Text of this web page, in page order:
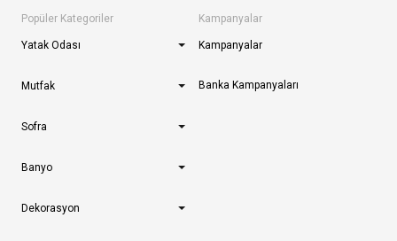
Popüler Kategoriler
Yatak Odası
Mutfak
Sofra
Banyo
Dekorasyon
Kampanyalar
Kampanyalar
Banka Kampanyaları